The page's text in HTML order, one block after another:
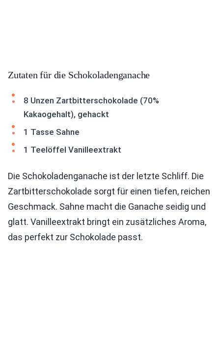
Zutaten für die Schokoladenganache
8 Unzen Zartbitterschokolade (70%
Kakaogehalt), gehackt
1 Tasse Sahne
1 Teelöffel Vanilleextrakt
Die Schokoladenganache ist der letzte Schliff. Die
Zartbitterschokolade sorgt für einen tiefen, reichen
Geschmack. Sahne macht die Ganache seidig und
glatt. Vanilleextrakt bringt ein zusätzliches Aroma,
das perfekt zur Schokolade passt.